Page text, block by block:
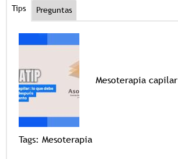
Tips Preguntas
Mesoterapia capilar
Tags: Mesoterapia